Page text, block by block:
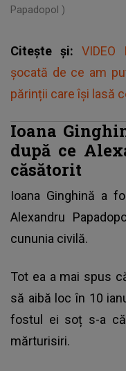
Papadopol )
Citește și: VIDEO
șocată de ce am
părinții care își lasă
Ioana
după ce
căsătorit
Ioana Ginghină a
Alexandru
cununia civilă.
Tot ea a mai spus
să aibă loc în 10
fostul ei soț s-a
mărturisiri.